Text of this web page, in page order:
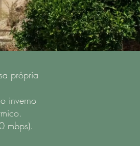
própria
inverno
mbps).